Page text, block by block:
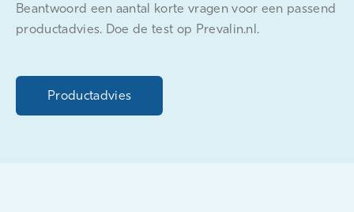
Beantwoord een aantal korte vragen voor een passend
productadvies. Doe de test op Prevalin.nl.
Productadvies